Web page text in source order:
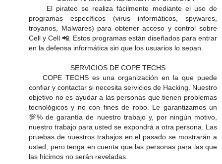
El pirateo se realiza fácilmente mediante el uso de
programas específicos (virus informáticos, spywares,
troyanos, Malwares) para obtener acceso y control sobre
Cell y Cell 📲. Estos programas están diseñados para entrar
en la defensa informática sin que los usuarios lo sepan.
SERVICIOS DE COPE TECHS
COPE TECHS es una organización en la que puede
confiar y contactar si necesita servicios de Hacking. Nuestro
objetivo no es ayudar a las personas que tienen problemas
tecnológicos y no con fines de robo. Le garantizamos un
💯% de garantía de nuestro trabajo y, por ningún motivo,
nuestro trabajo para usted se expondrá a otra persona. Las
pruebas de nuestros trabajos en el pasado se mostrarán a
usted, pero tenga en cuenta que las personas para las que
las hicimos no serán reveladas.